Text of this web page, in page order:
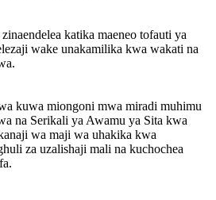
katika maeneo tofauti ya
wake unakamilika kwa wakati na
kuwa miongoni mwa miradi muhimu
na Serikali ya Awamu ya Sita kwa
wa maji wa uhakika kwa
za uzalishaji mali na kuchochea